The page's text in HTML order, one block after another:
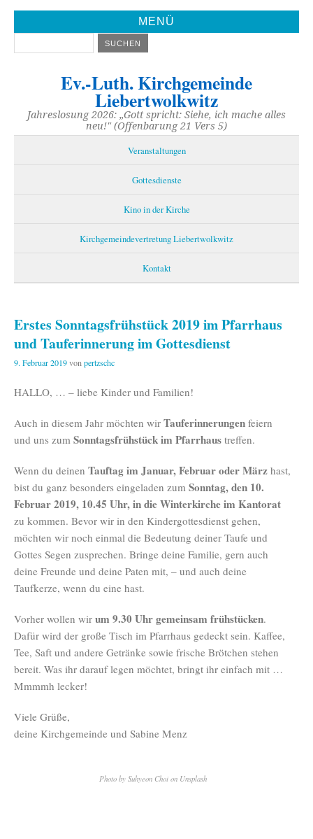
MENÜ
Ev.-Luth. Kirchgemeinde
Liebertwolkwitz
Jahreslosung 2026: „Gott spricht: Siehe, ich mache alles
neu!" (Offenbarung 21 Vers 5)
Veranstaltungen
Gottesdienste
Kino in der Kirche
Kirchgemeindevertretung Liebertwolkwitz
Kontakt
Erstes Sonntagsfrühstück 2019 im Pfarrhaus
und Tauferinnerung im Gottesdienst
9. Februar 2019von pertzschc
HALLO, … – liebe Kinder und Familien!
Auch in diesem Jahr möchten wir Tauferinnerungen feiern
und uns zum Sonntagsfrühstück im Pfarrhaus treffen.
Wenn du deinen Tauftag im Januar, Februar oder März hast,
bist du ganz besonders eingeladen zum Sonntag, den 10.
Februar 2019, 10.45 Uhr, in die Winterkirche im Kantorat
zu kommen. Bevor wir in den Kindergottesdienst gehen,
möchten wir noch einmal die Bedeutung deiner Taufe und
Gottes Segen zusprechen. Bringe deine Familie, gern auch
deine Freunde und deine Paten mit, – und auch deine
Taufkerze, wenn du eine hast.
Vorher wollen wir um 9.30 Uhr gemeinsam frühstücken.
Dafür wird der große Tisch im Pfarrhaus gedeckt sein. Kaffee,
Tee, Saft und andere Getränke sowie frische Brötchen stehen
bereit. Was ihr darauf legen möchtet, bringt ihr einfach mit …
Mmmmh lecker!
Viele Grüße,
deine Kirchgemeinde und Sabine Menz
Photo by Suhyeon Choi on Unsplash